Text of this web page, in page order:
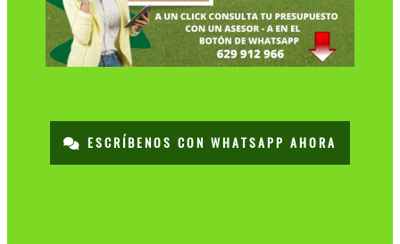
ESCRÍBENOS CON WHATSAPP AHORA